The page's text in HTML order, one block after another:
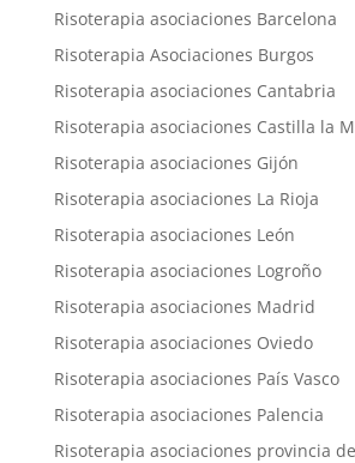
Risoterapia asociaciones Barcelona
Risoterapia Asociaciones Burgos
Risoterapia asociaciones Cantabria
Risoterapia asociaciones Castilla la
Risoterapia asociaciones Gijón
Risoterapia asociaciones La Rioja
Risoterapia asociaciones León
Risoterapia asociaciones Logroño
Risoterapia asociaciones Madrid
Risoterapia asociaciones Oviedo
Risoterapia asociaciones País Vasco
Risoterapia asociaciones Palencia
Risoterapia asociaciones provincia